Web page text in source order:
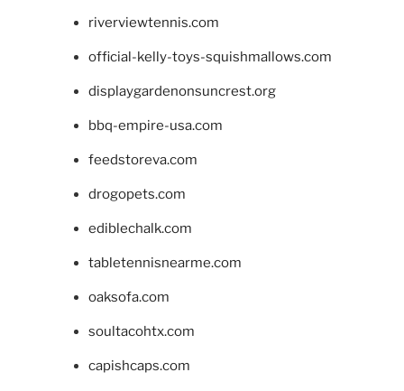
riverviewtennis.com
official-kelly-toys-squishmallows.com
displaygardenonsuncrest.org
bbq-empire-usa.com
feedstoreva.com
drogopets.com
ediblechalk.com
tabletennisnearme.com
oaksofa.com
soultacohtx.com
capishcaps.com